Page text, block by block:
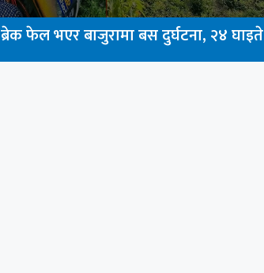
ब्रेक फेल भएर बाजुरामा बस दुर्घटना, २४ घाइते